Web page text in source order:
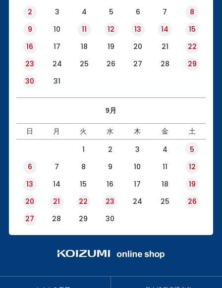
2
3 4 5 6 7
8
9
10 11 12 13 14
15
16
17 18 19 20 21
22
23
24 25 26 27 28
29
30
31
9月
日 月 火 水 木 金 土
1 2 3 4
5
6
7 8 9 10 11
12
13
14 15 16 17 18
19
20
21 22 23 24 25
26
27
28 29 30